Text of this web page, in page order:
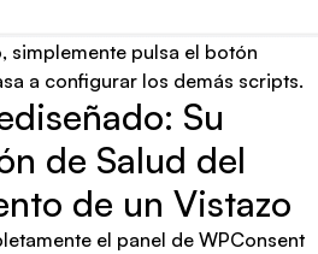
simplemente pulsa el botón
a configurar los demás scripts.
Su
de Salud del
de un Vistazo
el panel de WPConsent